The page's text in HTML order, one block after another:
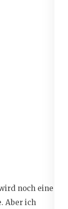
noch eine
Aber ich